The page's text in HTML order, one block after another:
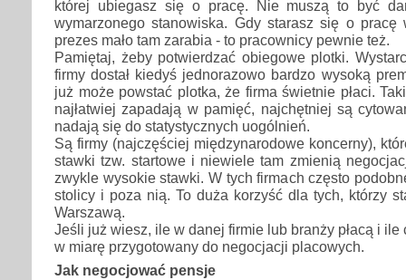
której ubiegasz się o pracę. Nie muszą to być
wymarzonego stanowiska. Gdy starasz się o
prezes mało tam zarabia - to pracownicy pewnie też.
Pamiętaj, żeby potwierdzać obiegowe plotki.
firmy dostał kiedyś jednorazowo bardzo wysoką
już może powstać plotka, że firma świetnie płaci.
najłatwiej zapadają w pamięć, najchętniej są
nadają się do statystycznych uogólnień.
Są firmy (najczęściej międzynarodowe koncerny),
stawki tzw. startowe i niewiele tam zmienią
zwykle wysokie stawki. W tych firmach często
stolicy i poza nią. To duża korzyść dla tych, którzy
Warszawą.
Jeśli już wiesz, ile w danej firmie lub branży płacą i
w miarę przygotowany do negocjacji placowych.
Jak negocjować pensje